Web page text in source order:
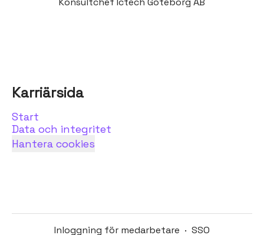
Karriärsida
Start
Data och integritet
Hantera cookies
Inloggning för medarbetare · SSO